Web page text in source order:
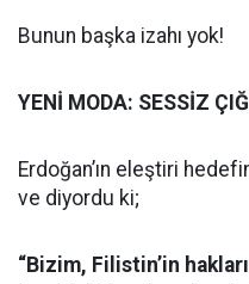
Bunun başka izahı yok!
YENİ MODA: SESSİZ
Erdoğan’ın eleştiri
ve diyordu ki;
“Bizim, Filistin’in